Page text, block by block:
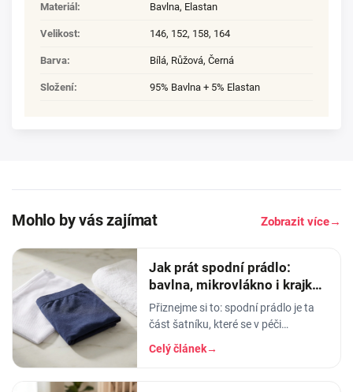
Materiál : Bavlna, Elastan
Velikost: 146, 152, 158, 164
Barva: Bílá, Růžová, Černá
Složení: 95% Bavlna + 5% Elastan
Mohlo by vás zajímat Zobrazit více→
Jak prát spodní prádlo:
bavlna, mikrovlákno i krajka,
aby vydrželo
Přiznejme si to: spodní prádlo je ta
část šatníku, které se v péči
věnujeme nejmíň. Hodíme ho do
pračky se vším ostatním, dáme
Celý článek→